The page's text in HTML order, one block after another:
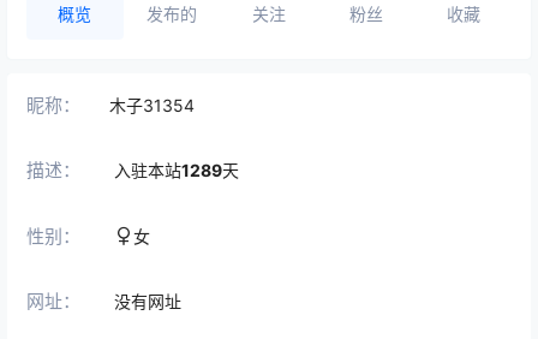
概览 发布的 关注 粉丝 收藏
昵称： 木子31354
描述： 入驻本站1289天
性别： 女
网址： 没有网址